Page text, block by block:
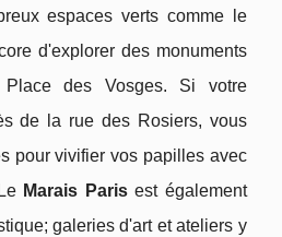
espaces verts comme le
d'explorer des monuments
des Vosges. Si votre
de la rue des Rosiers, vous
pour vivifier vos papilles avec
Marais Parisest également
galeries d'art et ateliers y